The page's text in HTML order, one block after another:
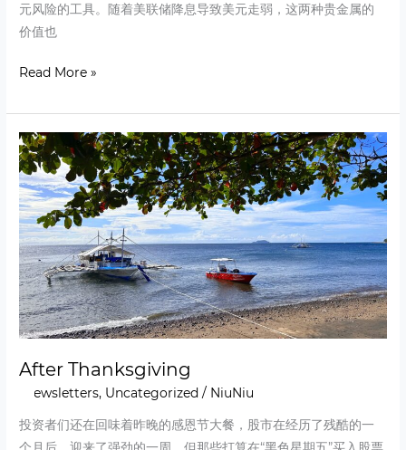
元风险的工具。随着美联储降息导致美元走弱，这两种贵金属的
价值也
Read More »
After Thanksgiving
Newsletters, Uncategorized / NiuNiu
投资者们还在回味着昨晚的感恩节大餐，股市在经历了残酷的一
After
Thanksgiving